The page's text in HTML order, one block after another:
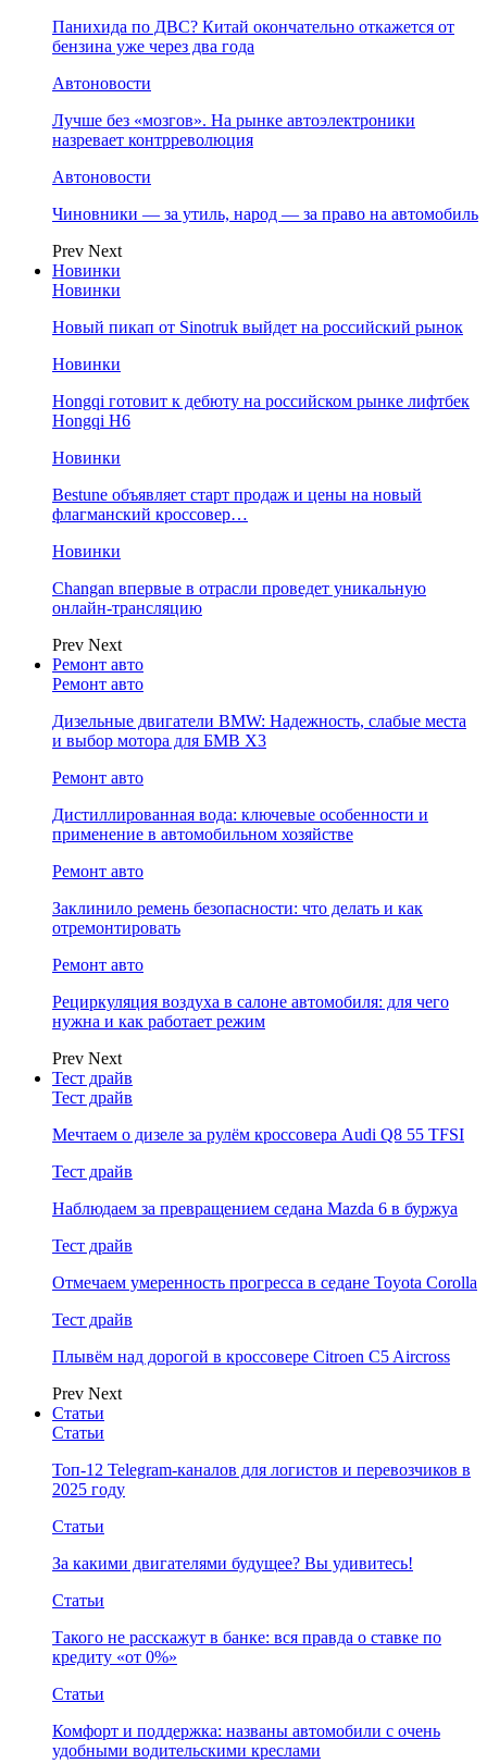
Панихида по ДВС? Китай окончательно откажется от
бензина уже через два года
Автоновости
Лучше без «мозгов». На рынке автоэлектроники
назревает контрреволюция
Автоновости
Чиновники — за утиль, народ — за право на автомобиль
Prev Next
Новинки
Новинки
Новый пикап от Sinotruk выйдет на российский рынок
Новинки
Hongqi готовит к дебюту на российском рынке лифтбек
Hongqi H6
Новинки
Bestune объявляет старт продаж и цены на новый
флагманский кроссовер…
Новинки
Changan впервые в отрасли проведет уникальную
онлайн-трансляцию
Prev Next
Ремонт авто
Ремонт авто
Дизельные двигатели BMW: Надежность, слабые места
и выбор мотора для БМВ Х3
Ремонт авто
Дистиллированная вода: ключевые особенности и
применение в автомобильном хозяйстве
Ремонт авто
Заклинило ремень безопасности: что делать и как
отремонтировать
Ремонт авто
Рециркуляция воздуха в салоне автомобиля: для чего
нужна и как работает режим
Prev Next
Тест драйв
Тест драйв
Мечтаем о дизеле за рулём кроссовера Audi Q8 55 TFSI
Тест драйв
Наблюдаем за превращением седана Mazda 6 в буржуа
Тест драйв
Отмечаем умеренность прогресса в седане Toyota Corolla
Тест драйв
Плывём над дорогой в кроссовере Citroen C5 Aircross
Prev Next
Статьи
Статьи
Топ-12 Telegram-каналов для логистов и перевозчиков в
2025 году
Статьи
За какими двигателями будущее? Вы удивитесь!
Статьи
Такого не расскажут в банке: вся правда о ставке по
кредиту «от 0%»
Статьи
Комфорт и поддержка: названы автомобили с очень
удобными водительскими креслами